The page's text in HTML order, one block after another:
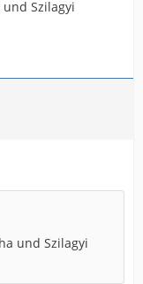
Szilagyi
und Szilagyi